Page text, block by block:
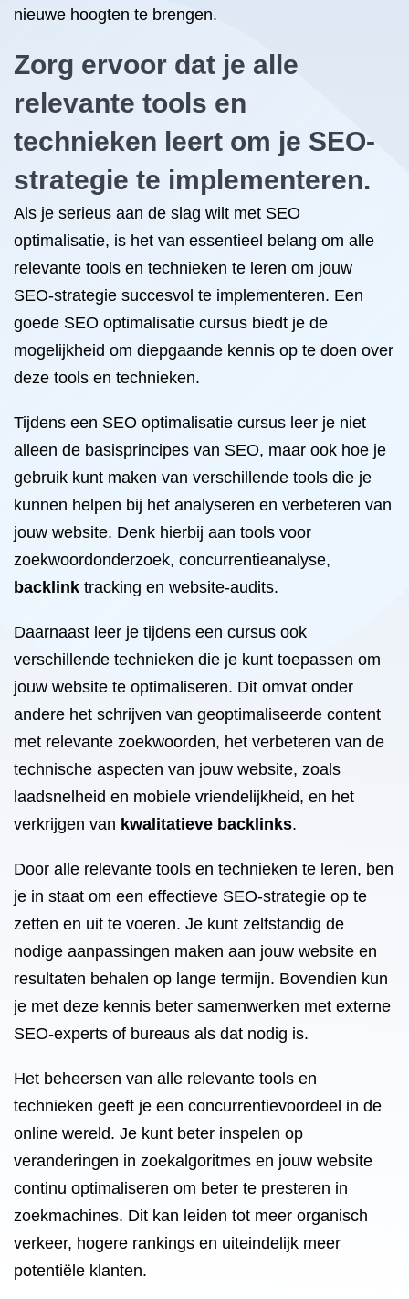
nieuwe hoogten te brengen.
Zorg ervoor dat je alle
relevante tools en
technieken leert om je SEO-
strategie te implementeren.
Als je serieus aan de slag wilt met SEO
optimalisatie, is het van essentieel belang om alle
relevante tools en technieken te leren om jouw
SEO-strategie succesvol te implementeren. Een
goede SEO optimalisatie cursus biedt je de
mogelijkheid om diepgaande kennis op te doen over
deze tools en technieken.
Tijdens een SEO optimalisatie cursus leer je niet
alleen de basisprincipes van SEO, maar ook hoe je
gebruik kunt maken van verschillende tools die je
kunnen helpen bij het analyseren en verbeteren van
jouw website. Denk hierbij aan tools voor
zoekwoordonderzoek, concurrentieanalyse,
backlink tracking en website-audits.
Daarnaast leer je tijdens een cursus ook
verschillende technieken die je kunt toepassen om
jouw website te optimaliseren. Dit omvat onder
andere het schrijven van geoptimaliseerde content
met relevante zoekwoorden, het verbeteren van de
technische aspecten van jouw website, zoals
laadsnelheid en mobiele vriendelijkheid, en het
verkrijgen van kwalitatieve backlinks.
Door alle relevante tools en technieken te leren, ben
je in staat om een effectieve SEO-strategie op te
zetten en uit te voeren. Je kunt zelfstandig de
nodige aanpassingen maken aan jouw website en
resultaten behalen op lange termijn. Bovendien kun
je met deze kennis beter samenwerken met externe
SEO-experts of bureaus als dat nodig is.
Het beheersen van alle relevante tools en
technieken geeft je een concurrentievoordeel in de
online wereld. Je kunt beter inspelen op
veranderingen in zoekalgoritmes en jouw website
continu optimaliseren om beter te presteren in
zoekmachines. Dit kan leiden tot meer organisch
verkeer, hogere rankings en uiteindelijk meer
potentiële klanten.